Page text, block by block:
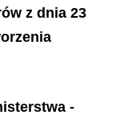
z dnia 23
-